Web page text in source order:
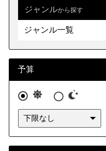
山口県
四国 徳島県
九州・沖縄 福岡県
大分県
沖縄県
ジャンルから探す
ジャンル一覧
焼肉・ホルモン ジンギ
パン・サンドイッチ（その
サンドイッチ ベーグル
水炊き ちりとり鍋・て
予算